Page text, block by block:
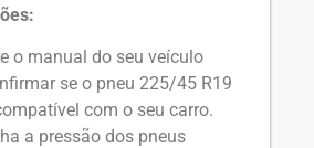
o manual do seu veículo
se o pneu 225/45 R19
com o seu carro.
a pressão dos pneus